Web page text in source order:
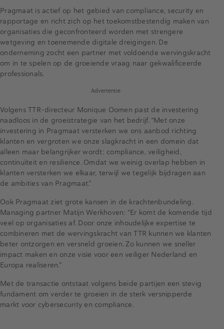
Pragmaat is actief op het gebied van compliance, security en
rapportage en richt zich op het toekomstbestendig maken van
organisaties die geconfronteerd worden met strengere
wetgeving en toenemende digitale dreigingen. De
onderneming zocht een partner met voldoende wervingskracht
om in te spelen op de groeiende vraag naar gekwalificeerde
professionals.
Advertentie
Volgens TTR-directeur Monique Oomen past de investering
naadloos in de groeistrategie van het bedrijf. “Met onze
investering in Pragmaat versterken we ons aanbod richting
klanten en vergroten we onze slagkracht in een domein dat
alleen maar belangrijker wordt: compliance, veiligheid,
continuïteit en resilience. Omdat we weinig overlap hebben in
klanten versterken we elkaar, terwijl we tegelijk bijdragen aan
de ambities van Pragmaat.”
Ook Pragmaat ziet grote kansen in de krachtenbundeling.
Managing partner Matijn Werkhoven: “Er komt de komende tijd
veel op organisaties af. Door onze inhoudelijke expertise te
combineren met de wervingskracht van TTR kunnen we klanten
beter ontzorgen en versneld groeien. Zo kunnen we sneller
impact maken en onze visie voor een veiliger Nederland en
Europa realiseren.”
Met de transactie ontstaat volgens beide partijen een stevig
fundament om verder te groeien in de sterk versnipperde
markt voor cybersecurity en compliance.